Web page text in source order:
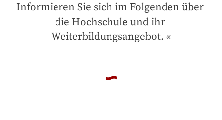
Informieren Sie sich im Folgenden über
die Hochschule und ihr
Weiterbildungsangebot.